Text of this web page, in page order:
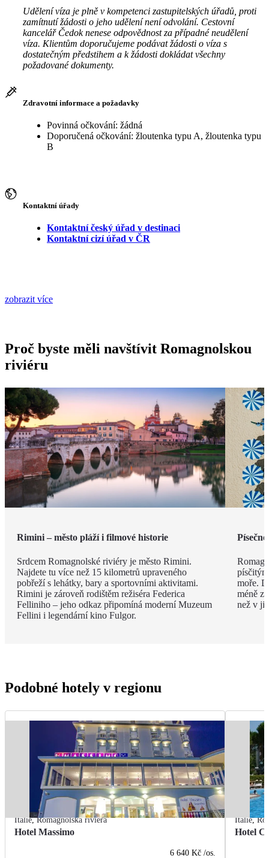
Udělení víza je plně v kompetenci zastupitelských úřadů, proti
zamítnutí žádosti o jeho udělení není odvolání. Cestovní
kancelář Čedok nenese odpovědnost za případné neudělení
víza. Klientům doporučujeme podávat žádosti o víza s
dostatečným předstihem a k žádosti dokládat všechny
požadované dokumenty.
Zdravotní informace a požadavky
Povinná očkování: žádná
Doporučená očkování: žloutenka typu A, žloutenka typu
B
Kontaktní úřady
Kontaktní český úřad v destinaci
Kontaktní cizí úřad v ČR
zobrazit více
Proč byste měli navštívit Romagnolskou
riviéru
Rimini – město pláží i filmové historie
Srdcem Romagnolské riviéry je město Rimini.
Najdete tu více než 15 kilometrů upraveného
pobřeží s lehátky, bary a sportovními aktivitami.
Rimini je zároveň rodištěm režiséra Federica
Felliniho – jeho odkaz připomíná moderní Muzeum
Fellini i legendární kino Fulgor.
moře.
méně
než v
Podobné hotely v regionu
Itálie,Romagnolská riviéra
Hotel Massimo
6 640 Kč /os.
Itálie,
Hotel